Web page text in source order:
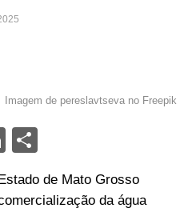
Imagem de pereslavtseva no Freepik
LinkedIn
Share
de Mato Grosso
da água